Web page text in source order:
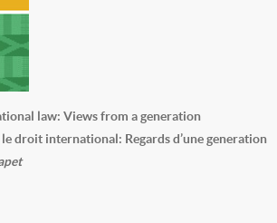
law: Views from a generation
droit international: Regards d’une generation